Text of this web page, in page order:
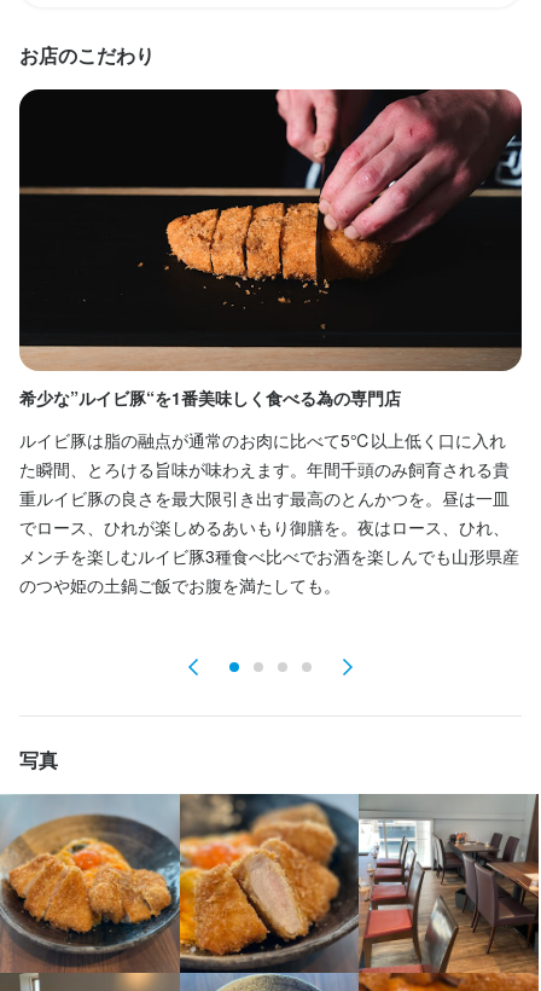
お店のこだわり
希少な”ルイビ豚“を1番美味しく食べる為の専門店
ルイビ豚は脂の融点が通常のお肉に比べて5℃以上低く口に入れ
た瞬間、とろける旨味が味わえます。年間千頭のみ飼育される貴
重ルイビ豚の良さを最大限引き出す最高のとんかつを。昼は一皿
でロース、ひれが楽しめるあいもり御膳を。夜はロース、ひれ、
メンチを楽しむルイビ豚3種食べ比べでお酒を楽しんでも山形県産
のつや姫の土鍋ご飯でお腹を満たしても。
写真
転勤なし
自由シフト制(毎回、時間・曜日を選べる)
シフト制
平日のみ勤務OK(土日休み) 土日祝のみ勤務OK
待遇
研修1ヶ月
独立支援制度あり
髪型自由 服装自由 ひげOK ネイルOK
特徴
履歴書不要 学歴不問 未経験者歓迎 独立希望者歓迎 新卒歓迎
第二新卒歓迎
Uターン・Iターン歓迎
フリーター歓迎 大学生歓迎 女性活躍中
ブランクOK
駅チカ(徒歩5分以内)
個人経営(2店舗以内)
スタッフの平均年齢20代
応募者全員と面接
面接1回 即日勤務OK
【ホールスタッフ】
ご案内、オーダー受付、ドリンク作成、配膳、接客、会計、テー
ブルの片付けなどのホール業務全般をお任せします。
将来的には、店長候補として、売上・コストの数値管理、シフト
管理、他のスタッフへの指導・育成などの業務もお任せします。
応募資格
必須スキル・経験
転勤なし
自由シフト制(毎回、時間・曜日を選べる)
シフト制
平日のみ勤務OK(土日休み) 土日祝のみ勤務OK
待遇
研修1ヶ月
独立支援制度あり
髪型自由 服装自由 ひげOK ネイルOK
特徴
履歴書不要 学歴不問 未経験者歓迎 独立希望者歓迎 新卒歓迎
第二新卒歓迎
Uターン・Iターン歓迎
フリーター歓迎 大学生歓迎 女性活躍中
ブランクOK
駅チカ(徒歩5分以内)
個人経営(2店舗以内)
スタッフの平均年齢20代
応募者全員と面接
面接1回 即日勤務OK
【ホールスタッフ】
ご案内、オーダー受付、ドリンク作成、配膳、接客、会計、テー
ブルの片付けなどのホール業務全般をお任せします。
将来的には、店長候補として、売上・コストの数値管理、シフト
管理、他のスタッフへの指導・育成などの業務もお任せします。
応募資格
必須スキル・経験